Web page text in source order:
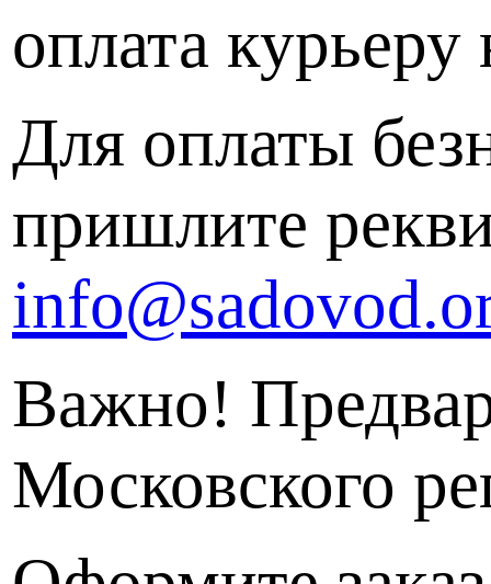
оплата
Для оплаты
пришлите
Важно!
Московского